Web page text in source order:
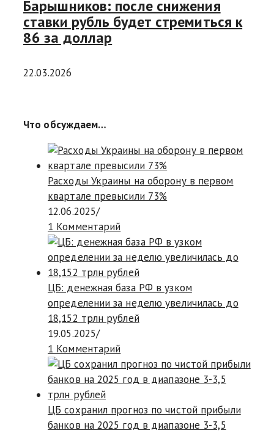
Барышников: после снижения
ставки рубль будет стремиться к
86 за доллар
22.03.2026
Что обсуждаем…
Расходы Украины на оборону в первом
квартале превысили 73%
12.06.2025/
1 Комментарий
ЦБ: денежная база РФ в узком
определении за неделю увеличилась до
18,152 трлн рублей
19.05.2025/
1 Комментарий
ЦБ сохранил прогноз по чистой прибыли
банков на 2025 год в диапазоне 3-3,5